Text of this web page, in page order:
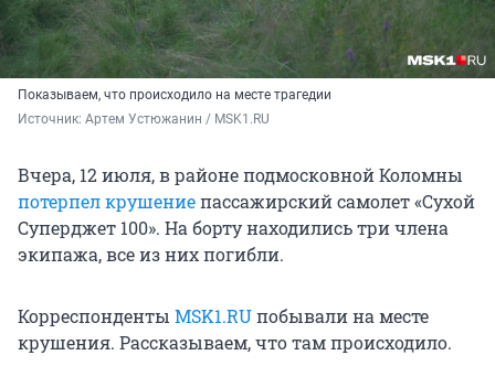
Показываем, что происходило на месте трагедии
Источник: Артем Устюжанин / MSK1.RU
Вчера, 12 июля, в районе подмосковной Коломны
потерпел крушениепассажирский самолет «Сухой
Суперджет 100». На борту находились три члена
экипажа, все из них погибли.
Корреспонденты MSK1.RUпобывали на месте
крушения. Рассказываем, что там происходило.